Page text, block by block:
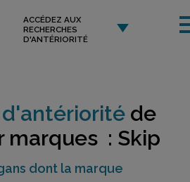
ACCÉDEZ AUX
RECHERCHES
D'ANTÉRIORITÉ
de
marques : Skip
dont la marque